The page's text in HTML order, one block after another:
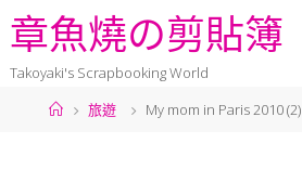
章魚燒の剪貼簿
Takoyaki's Scrapbooking World
旅遊
My mom in Paris 2010 (2)